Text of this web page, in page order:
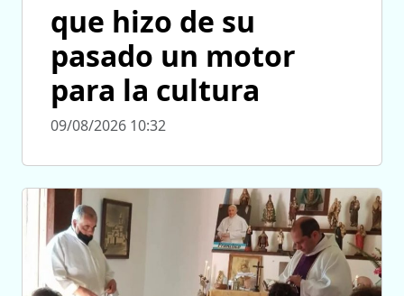
que hizo de su
pasado un motor
para la cultura
09/08/2026 10:32